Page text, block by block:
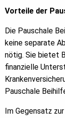
Vorteile der
Die Pauschale
keine separate
nötig. Sie bietet
finanzielle
Pauschale
Im Gegensatz